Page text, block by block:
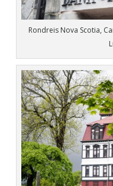
Rondreis Nova Scotia,